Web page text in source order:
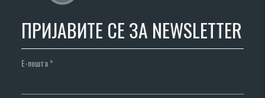
ПРИЈАВИТЕ СЕ ЗА NEWSLETTER
Е-пошта*